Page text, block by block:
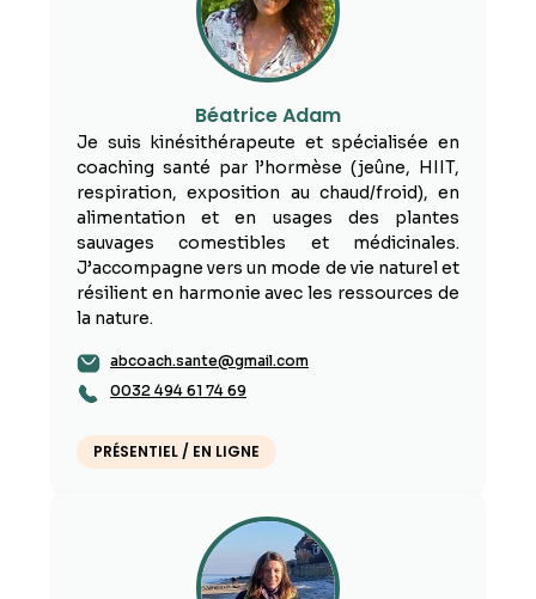
Béatrice Adam
Je suis kinésithérapeute et spécialisée en
coaching santé par l’hormèse (jeûne, HIIT,
respiration, exposition au chaud/froid), en
alimentation et en usages des plantes
sauvages comestibles et médicinales.
J’accompagne vers un mode de vie naturel et
résilient en harmonie avec les ressources de
la nature.
abcoach.sante@gmail.com
0032 494 61 74 69
PRÉSENTIEL / EN LIGNE